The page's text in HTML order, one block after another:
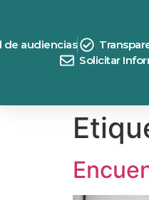
de audiencias
Solicitar